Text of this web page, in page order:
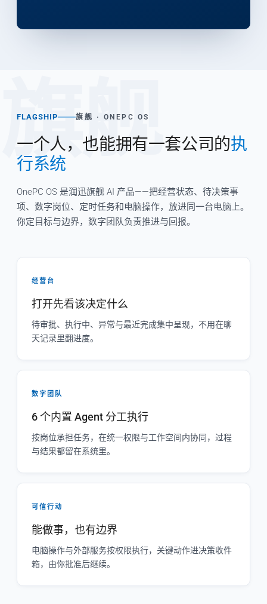
旗舰
FLAGSHIP 旗舰 · ONEPC OS
一个人，也能拥有一套公司的执
行系统
OnePC OS 是润迅旗舰 AI 产品——把经营状态、待决策事
项、数字岗位、定时任务和电脑操作，放进同一台电脑上。
你定目标与边界，数字团队负责推进与回报。
经营台
打开先看该决定什么
待审批、执行中、异常与最近完成集中呈现，不用在聊
天记录里翻进度。
数字团队
6 个内置 Agent 分工执行
按岗位承担任务，在统一权限与工作空间内协同，过程
与结果都留在系统里。
可信行动
能做事，也有边界
电脑操作与外部服务按权限执行，关键动作进决策收件
箱，由你批准后继续。